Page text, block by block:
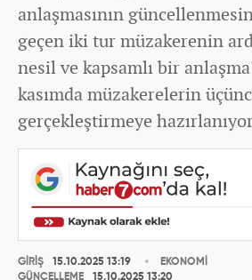
anlaşmasının
geçen iki tur müzakerenin
nesil ve kapsamlı bir
kasımda müzakerelerin
gerçekleştirmeye
GİRİŞ
15.10.2025 13:19
GÜNCELLEME
15.10.2025 13:20
EKONOMİ